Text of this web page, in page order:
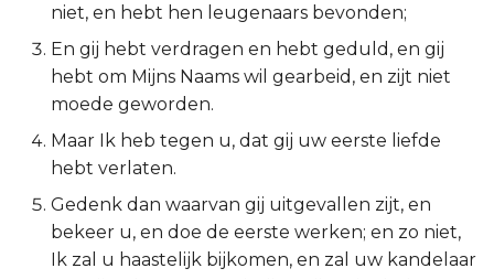
Ruth
1 Samuël
2 Samuël
1 Koningen
2 Koningen
niet, en hebt hen leugenaars bevonden;
En gij hebt verdragen en hebt geduld, en gij
hebt om Mijns Naams wil gearbeid, en zijt niet
moede geworden.
Maar Ik heb tegen u, dat gij uw eerste liefde
hebt verlaten.
Gedenk dan waarvan gij uitgevallen zijt, en
bekeer u, en doe de eerste werken; en zo niet,
Ik zal u haastelijk bijkomen, en zal uw kandelaar